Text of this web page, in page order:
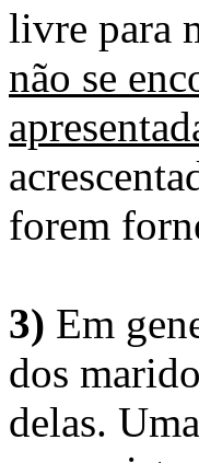
livre para
não se
forem
3) Em
dos
delas.